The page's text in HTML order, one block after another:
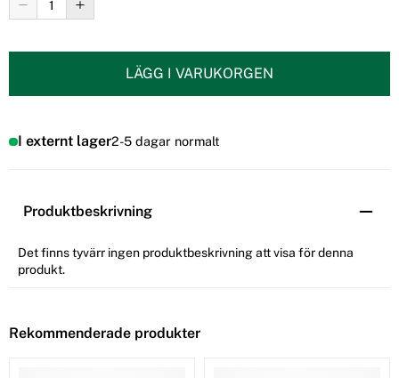
LÄGG I VARUKORGEN
I externt lager2-5 dagar normalt
Produktbeskrivning
Det finns tyvärr ingen produktbeskrivning att visa för denna
produkt.
Rekommenderade produkter